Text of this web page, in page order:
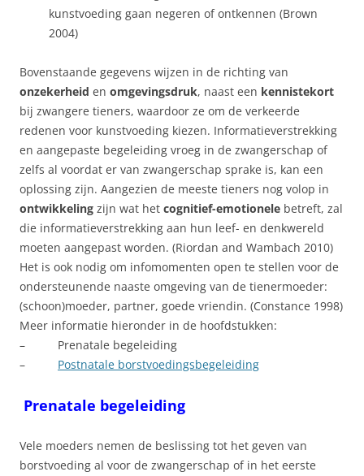
kunstvoeding gaan negeren of ontkennen (Brown
2004)
Bovenstaande gegevens wijzen in de richting van
onzekerheid en omgevingsdruk, naast een kennistekort
bij zwangere tieners, waardoor ze om de verkeerde
redenen voor kunstvoeding kiezen. Informatieverstrekking
en aangepaste begeleiding vroeg in de zwangerschap of
zelfs al voordat er van zwangerschap sprake is, kan een
oplossing zijn. Aangezien de meeste tieners nog volop in
ontwikkeling zijn wat het cognitief-emotionele betreft, zal
die informatieverstrekking aan hun leef- en denkwereld
moeten aangepast worden. (Riordan and Wambach 2010)
Het is ook nodig om infomomenten open te stellen voor de
ondersteunende naaste omgeving van de tienermoeder:
(schoon)moeder, partner, goede vriendin. (Constance 1998)
Meer informatie hieronder in de hoofdstukken:
– Prenatale begeleiding
– Postnatale borstvoedingsbegeleiding
Prenatale begeleiding
Vele moeders nemen de beslissing tot het geven van
borstvoeding al voor de zwangerschap of in het eerste